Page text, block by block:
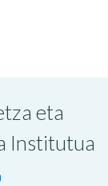
eta
Institutua